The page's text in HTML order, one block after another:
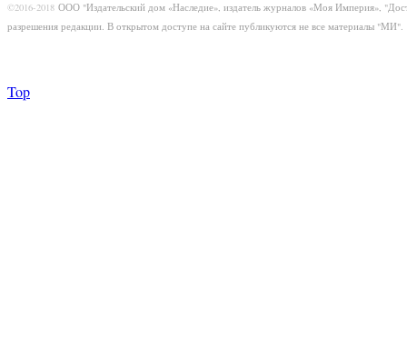
©2016-2018 ООО "Издательский дом «Наследие», издатель журналов «Моя Империя»,
разрешения редакции. В открытом доступе на сайте публикуются не все материалы "МИ".
Top